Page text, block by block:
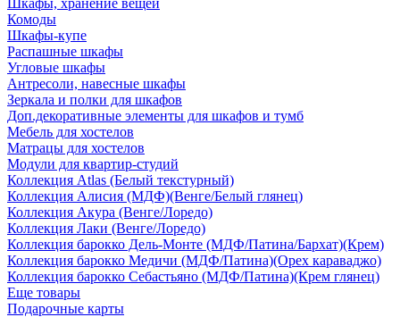
Шкафы, хранение вещей
Комоды
Шкафы-купе
Распашные шкафы
Угловые шкафы
Антресоли, навесные шкафы
Зеркала и полки для шкафов
Доп.декоративные элементы для шкафов и тумб
Мебель для хостелов
Матрацы для хостелов
Модули для квартир-студий
Коллекция Atlas (Белый текстурный)
Коллекция Алисия (МДФ)(Венге/Белый глянец)
Коллекция Акура (Венге/Лоредо)
Коллекция Лаки (Венге/Лоредо)
Коллекция барокко Дель-Монте (МДФ/Патина/Бархат)(Крем)
Коллекция барокко Медичи (МДФ/Патина)(Орех караваджо)
Коллекция барокко Себастьяно (МДФ/Патина)(Крем глянец)
Еще товары
Подарочные карты